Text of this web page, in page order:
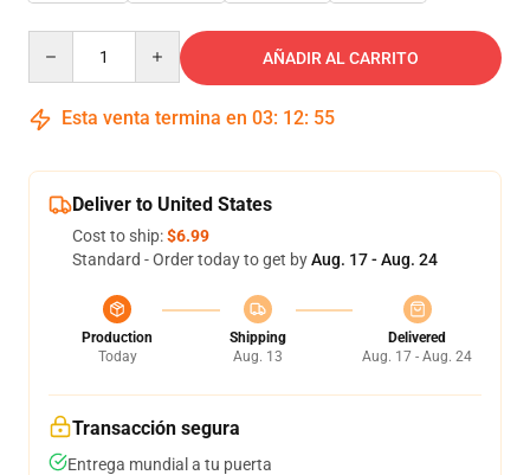
AÑADIR AL CARRITO
Esta venta termina en 03: 12: 54
Deliver to United States
Cost to ship:$6.99
Standard - Order today to get byAug. 17 - Aug. 24
Production
Today
Shipping
Aug. 13
Delivered
Aug. 17 - Aug. 24
Transacción segura
Entrega mundial a tu puerta